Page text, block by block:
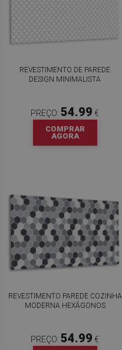
REVESTIMENTO DE PAREDE
DESIGN MINIMALISTA
PREÇO: 54.99 €
COMPRAR
AGORA
REVESTIMENTO PAREDE COZINHA
MODERNA HEXÁGONOS
PREÇO: 54.99 €